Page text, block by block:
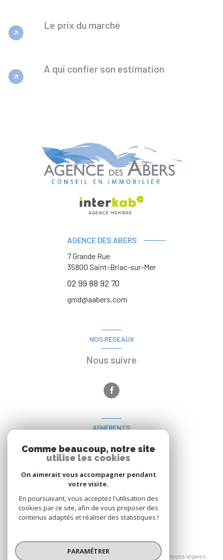
Le prix du marché
A qui confier son estimation
AGENCE DES ABERS
7 Grande Rue
35800 Saint-Briac-sur-Mer
02 99 88 92 70
gmd@aabers.com
NOS RÉSEAUX
Nous suivre
ADHÉRENTS
Nous adhérons
© 2026 | Tous droits réservés
Mentions légales
Comme beaucoup, notre site
utilise les cookies
On aimerait vous accompagner pendant
votre visite.
En poursuivant, vous acceptez l'utilisation des
cookies par ce site, afin de vous proposer des
contenus adaptés et réaliser des statistiques !
PARAMÉTRER